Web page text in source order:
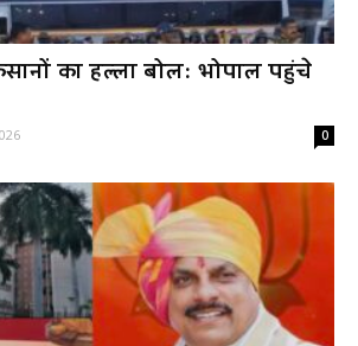
का हल्ला बोल: भोपाल पहुंचे
0